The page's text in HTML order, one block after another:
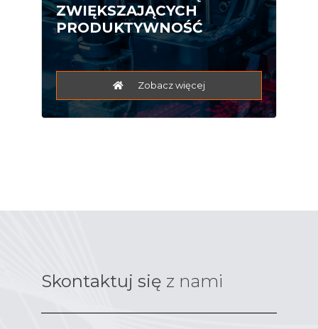
ZWIĘKSZAJĄCYCH
PRODUKTYWNOŚĆ
Zobacz więcej
Skontaktuj się z nami